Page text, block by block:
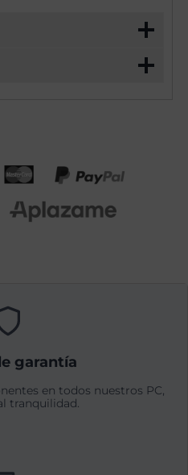
garantía
en todos nuestros PC,
tranquilidad.